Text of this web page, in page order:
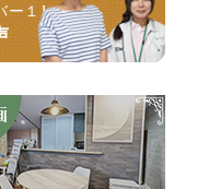
１！